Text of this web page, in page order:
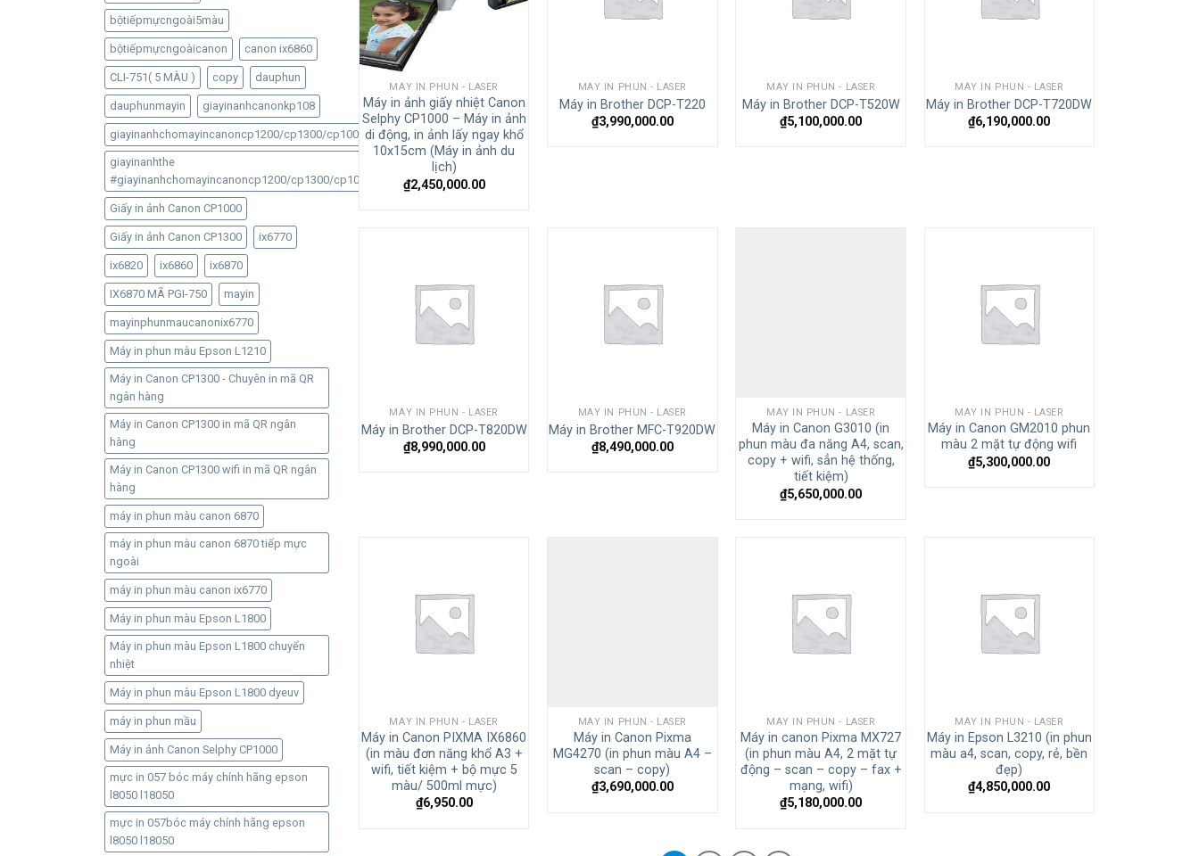
bộtiếpmựcngoài5màu
bộtiếpmựcngoàicanon canon ix6860
CLI-751( 5 MÀU ) copy dauphun
dauphunmayin giayinanhcanonkp108
giayinanhchomayincanoncp1200/cp1300/cp1000/cp910
giayinanhthe
#giayinanhchomayincanoncp1200/cp1300/cp1000/cp910
Giấy in ảnh Canon CP1000
Giấy in ảnh Canon CP1300 ix6770
ix6820 ix6860 ix6870
IX6870 MÃ PGI-750 mayin
mayinphunmaucanonix6770
Máy in phun màu Epson L1210
Máy in Canon CP1300 - Chuyên in mã QR
ngân hàng
Máy in Canon CP1300 in mã QR ngân
hàng
Máy in Canon CP1300 wifi in mã QR ngân
hàng
máy in phun màu canon 6870
máy in phun màu canon 6870 tiếp mực
ngoài
máy in phun màu canon ix6770
Máy in phun màu Epson L1800
Máy in phun màu Epson L1800 chuyển
nhiệt
Máy in phun màu Epson L1800 dyeuv
máy in phun mầu
Máy in ảnh Canon Selphy CP1000
mực in 057 bóc máy chính hãng epson
l8050 l18050
mực in 057bóc máy chính hãng epson
l8050 l18050
MÁY IN PHUN - LASER
Máy in ảnh giấy nhiệt Canon
Selphy CP1000 – Máy in ảnh
di động, in ảnh lấy ngay khổ
10x15cm (Máy in ảnh du
lịch)
₫2,450,000.00
MÁY IN PHUN - LASER
Máy in Brother DCP-T220
₫3,990,000.00
MÁY IN PHUN - LASER
Máy in Brother DCP-T520W
₫5,100,000.00
MÁY IN PHUN - LASER
Máy in Brother DCP-T720DW
₫6,190,000.00
MÁY IN PHUN - LASER
Máy in Brother DCP-T820DW
₫8,990,000.00
MÁY IN PHUN - LASER
Máy in Brother MFC-T920DW
₫8,490,000.00
MÁY IN PHUN - LASER
Máy in Canon G3010 (in
phun màu đa năng A4, scan,
copy + wifi, sẳn hệ thống,
tiết kiệm)
₫5,650,000.00
MÁY IN PHUN - LASER
Máy in Canon GM2010 phun
màu 2 mặt tự động wifi
₫5,300,000.00
MÁY IN PHUN - LASER
Máy in Canon PIXMA IX6860
(in màu đơn năng khổ A3 +
wifi, tiết kiệm + bộ mực 5
màu/ 500ml mực)
₫6,950.00
MÁY IN PHUN - LASER
Máy in Canon Pixma
MG4270 (in phun màu A4 –
scan – copy)
₫3,690,000.00
MÁY IN PHUN - LASER
Máy in canon Pixma MX727
(in phun màu A4, 2 mặt tự
động – scan – copy – fax +
mạng, wifi)
₫5,180,000.00
MÁY IN PHUN - LASER
Máy in Epson L3210 (in phun
màu a4, scan, copy, rẻ, bền
đẹp)
₫4,850,000.00